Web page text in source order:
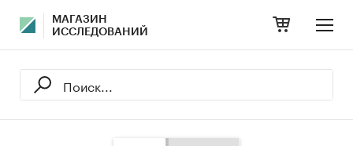
МАГАЗИН
ИССЛЕДОВАНИЙ